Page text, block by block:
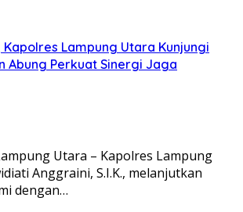
Lampung Utara Kunjungi
Abung Perkuat Sinergi Jaga
Utara – Kapolres Lampung
Anggraini, S.I.K., melanjutkan
dengan…